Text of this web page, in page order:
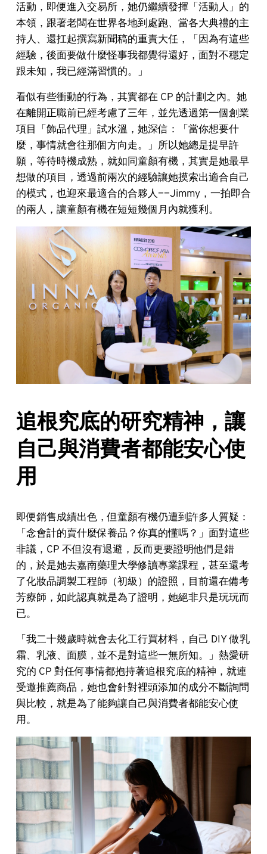
活動，即便進入交易所，她仍繼續發揮「活動人」的
本領，跟著老闆在世界各地到處跑、當各大典禮的主
持人、還扛起撰寫新聞稿的重責大任，「因為有這些
經驗，後面要做什麼怪事我都覺得還好，面對不穩定
跟未知，我已經滿習慣的。」
看似有些衝動的行為，其實都在 CP 的計劃之內。她
在離開正職前已經考慮了三年，並先透過第一個創業
項目「飾品代理」試水溫，她深信：「當你想要什
麼，事情就會往那個方向走。」所以她總是提早許
願，等待時機成熟，就如同童顏有機，其實是她最早
想做的項目，透過前兩次的經驗讓她摸索出適合自己
的模式，也迎來最適合的合夥人——Jimmy，一拍即合
的兩人，讓童顏有機在短短幾個月內就獲利。
追根究底的研究精神，讓
自己與消費者都能安心使
用
即便銷售成績出色，但童顏有機仍遭到許多人質疑：
「念會計的賣什麼保養品？你真的懂嗎？」面對這些
非議，CP 不但沒有退避，反而更要證明他們是錯
的，於是她去嘉南藥理大學修讀專業課程，甚至還考
了化妝品調製工程師（初級）的證照，目前還在備考
芳療師，如此認真就是為了證明，她絕非只是玩玩而
已。
「我二十幾歲時就會去化工行買材料，自己 DIY 做乳
霜、乳液、面膜，並不是對這些一無所知。」熱愛研
究的 CP 對任何事情都抱持著追根究底的精神，就連
受邀推薦商品，她也會針對裡頭添加的成分不斷詢問
與比較，就是為了能夠讓自己與消費者都能安心使
用。